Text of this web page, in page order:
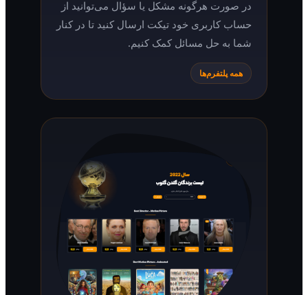
در صورت هرگونه مشکل یا سؤال می‌توانید از
حساب کاربری خود تیکت ارسال کنید تا در کنار
شما به حل مسائل کمک کنیم.
همه پلتفرم‌ها